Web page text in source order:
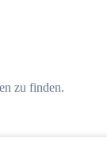
zu finden.